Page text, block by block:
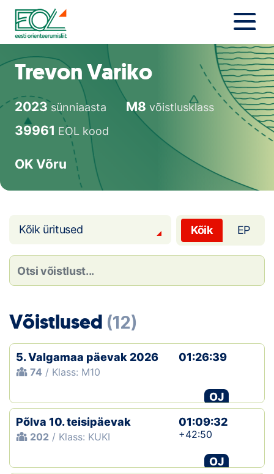
Liigu
sisu
juurde
Uudised
Orienteerujale
Eesti Orienteerumine 100!
Toetamine
Loha
Galerii
Kalender
Trevon Variko
2023sünniaasta M8 võistlusklass
39961 EOL kood
OK Võru
Kõik üritused Kõik EP
Võistlused (12)
5. Valgamaa päevak 2026
74 / Klass: M10
01:26:39
OJ
Põlva 10. teisipäevak
202 / Klass: KUKI
01:09:32
+42:50
OJ